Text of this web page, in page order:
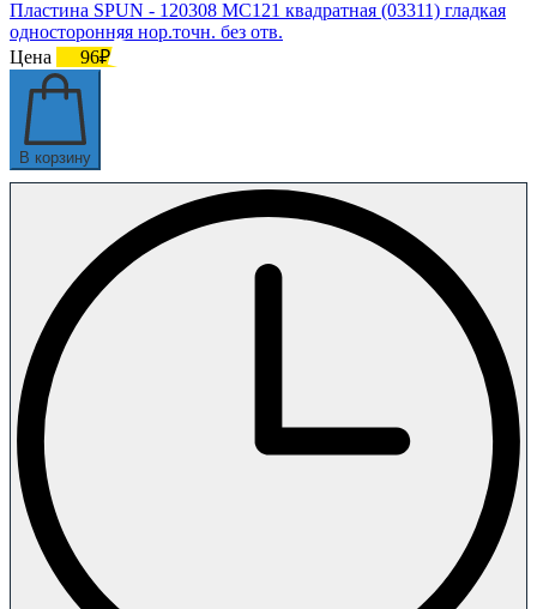
Пластина SPUN - 120308 МС121 квадратная (03311) гладкая
односторонняя нор.точн. без отв.
Цена
96₽
В корзину